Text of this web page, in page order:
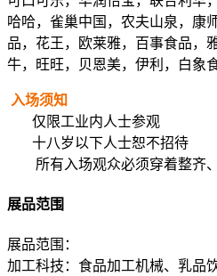
哈哈，雀巢中国，农夫山泉，康
品，花王，欧莱雅，百事食品，
牛，旺旺，贝恩美，伊利，白
入场须知
仅限工业内人士参观
十八岁以下人士恕不招待
所有入场观众必须穿着整齐
展品范围
展品范围：
加工科技：食品加工机械、乳品